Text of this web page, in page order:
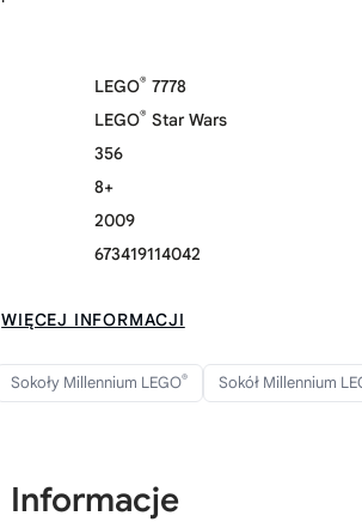
LEGO® 7778
LEGO® Star Wars
356
8+
2009
673419114042
WIĘCEJ INFORMACJI
Sokoły Millennium LEGO® Sokół Millennium
Informacje